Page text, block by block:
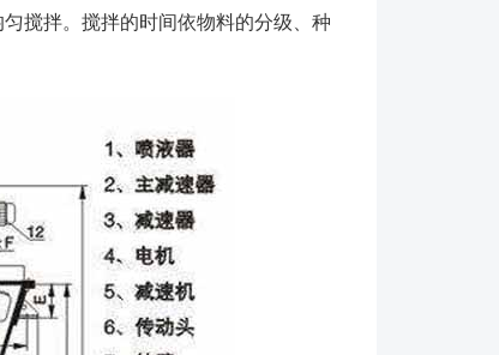
也可加装蝶阀、球阀、星形卸料器、边出料
过热现象； 4、在粉-粉混合过程中，十分方
或设置一个到多个喷雾口装置； 6、底部错
底部无固定装置，因此不会出现压馈现
对混合物料无残留的高要求； 8、柔和
碎物料产生破坏； 9、本机的搅拌作用对物
合作用；型号\项目全容积(M³)装载系数电机
*大直径×高设备重量(kg)DSH-0.060.060.4-
搅拌。搅拌的时间依物料的分级、种